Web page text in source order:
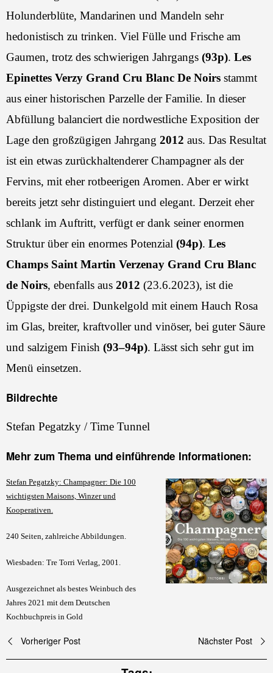
Holunderblüte, Mandarinen und Mandeln sehr
hedonistisch zu trinken. Viel Fülle und Frische am
Gaumen, trotz des schwierigen Jahrgangs (93p). Les
Epinettes Verzy Grand Cru Blanc De Noirs stammt
aus einer historischen Parzelle der Familie. In dieser
Abfüllung balanciert die nordwestliche Exposition der
Lage den großzügigen Jahrgang 2012 aus. Das Resultat
ist ein etwas zurückhaltenderer Champagner als der
Fervins, mit eher rotbeerigen Aromen. Aber er wirkt
bereits jetzt sehr distinguiert und elegant. Derzeit eher
schlank im Auftritt, verfügt er dank seiner enormen
Struktur über ein enormes Potenzial (94p). Les
Champs Saint Martin Verzenay Grand Cru Blanc
de Noirs, ebenfalls aus 2012 (23.6.2023), ist die
Üppigste der drei. Dunkelgold mit einem Hauch Rosa
im Glas, breiter, kraftvoller und vinöser, bei guter Säure
und salzigem Finish (93–94p). Lässt sich sehr gut im
Menü einsetzen.
Bildrechte
Stefan Pegatzky / Time Tunnel
Mehr zum Thema und einführende Informationen:
Stefan Pegatzky: Champagner: Die 100
wichtigsten Maisons, Winzer und
Kooperativen.
240 Seiten, zahlreiche Abbildungen.
Wiesbaden: Tre Torri Verlag, 2001.
Ausgezeichnet als bestes Weinbuch des
Jahres 2021 mit dem Deutschen
Kochbuchpreis in Gold
Beitragsnavigation
Vorheriger Post Nächster Post